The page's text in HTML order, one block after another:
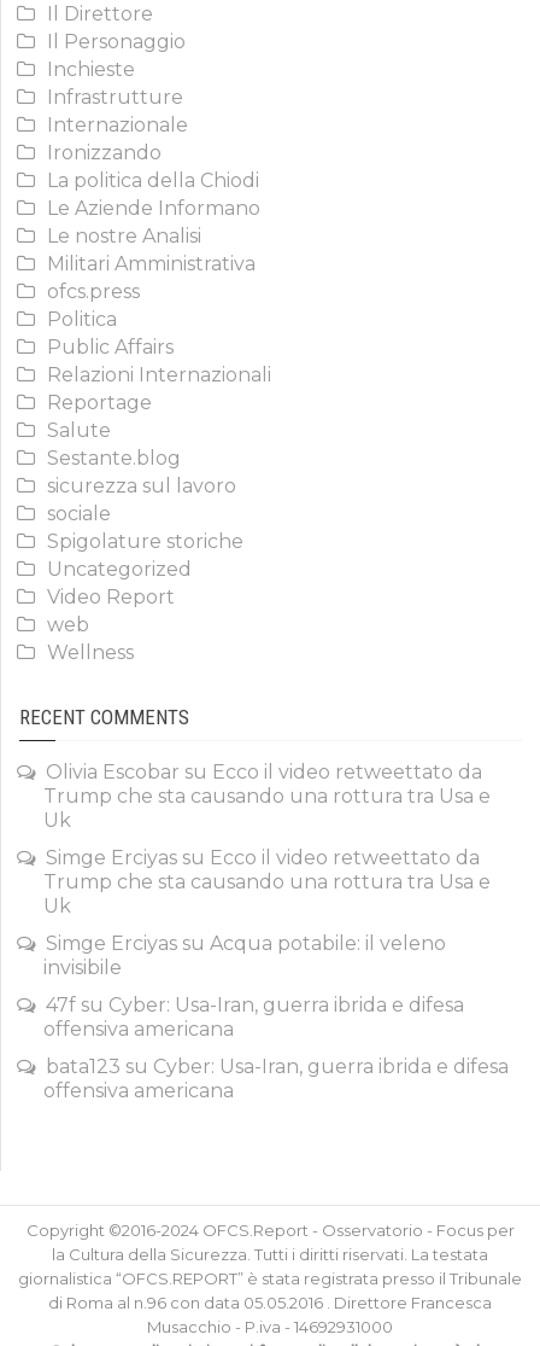
Il Direttore
Il Personaggio
Inchieste
Infrastrutture
Internazionale
Ironizzando
La politica della Chiodi
Le Aziende Informano
Le nostre Analisi
Militari Amministrativa
ofcs.press
Politica
Public Affairs
Relazioni Internazionali
Reportage
Salute
Sestante.blog
sicurezza sul lavoro
sociale
Spigolature storiche
Uncategorized
Video Report
web
Wellness
RECENT COMMENTS
Olivia Escobar su Ecco il video retweettato da
Trump che sta causando una rottura tra Usa e
Uk
Simge Erciyas su Ecco il video retweettato da
Trump che sta causando una rottura tra Usa e
Uk
Simge Erciyas su Acqua potabile: il veleno
invisibile
47f su Cyber: Usa-Iran, guerra ibrida e difesa
offensiva americana
bata123 su Cyber: Usa-Iran, guerra ibrida e difesa
offensiva americana
Copyright ©2016-2024 OFCS.Report - Osservatorio - Focus per
la Cultura della Sicurezza. Tutti i diritti riservati. La testata
giornalistica “OFCS.REPORT” è stata registrata presso il Tribunale
di Roma al n.96 con data 05.05.2016 . Direttore Francesca
Musacchio - P.iva - 14692931000